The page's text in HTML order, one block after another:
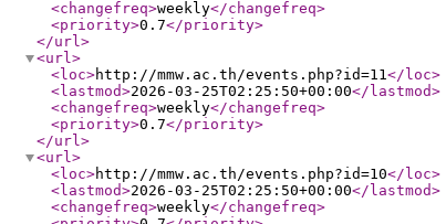
<changefreq>weekly</changefreq>
<priority>0.7</priority>
</url>
<url>
<loc>http://mmw.ac.th/events.php?id=11</loc>
<lastmod>2026-03-25T02:25:50+00:00</lastmod>
<changefreq>weekly</changefreq>
<priority>0.7</priority>
</url>
<url>
<loc>http://mmw.ac.th/events.php?id=10</loc>
<lastmod>2026-03-25T02:25:50+00:00</lastmod>
<changefreq>weekly</changefreq>